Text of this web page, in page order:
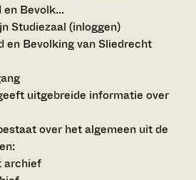
Bevolk...
Studiezaal (inloggen)
en Bevolking van Sliedrecht
uitgebreide informatie over
over het algemeen uit de
archief